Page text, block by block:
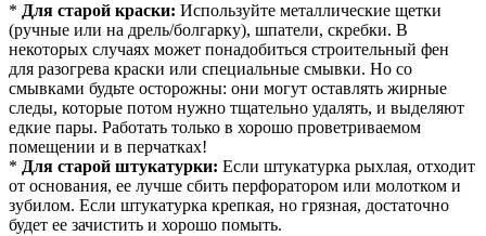
* Для старой краски: Используйте металлические щетки
(ручные или на дрель/болгарку), шпатели, скребки. В
некоторых случаях может понадобиться строительный фен
для разогрева краски или специальные смывки. Но со
смывками будьте осторожны: они могут оставлять жирные
следы, которые потом нужно тщательно удалять, и выделяют
едкие пары. Работать только в хорошо проветриваемом
помещении и в перчатках!
* Для старой штукатурки: Если штукатурка рыхлая, отходит
от основания, ее лучше сбить перфоратором или молотком и
зубилом. Если штукатурка крепкая, но грязная, достаточно
будет ее зачистить и хорошо помыть.